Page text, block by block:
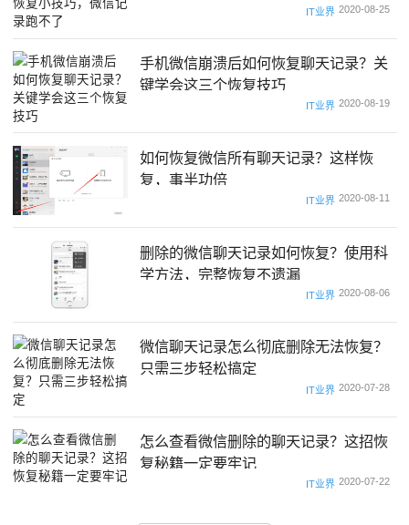
IT业界 2020-08-25
手机微信崩溃后如何恢复聊天记录？关
键学会这三个恢复技巧
IT业界 2020-08-19
如何恢复微信所有聊天记录？这样恢
复，事半功倍
IT业界 2020-08-11
删除的微信聊天记录如何恢复？使用科
学方法，完整恢复不遗漏
IT业界 2020-08-06
微信聊天记录怎么彻底删除无法恢复？
只需三步轻松搞定
IT业界 2020-07-28
怎么查看微信删除的聊天记录？这招恢
复秘籍一定要牢记
IT业界 2020-07-22